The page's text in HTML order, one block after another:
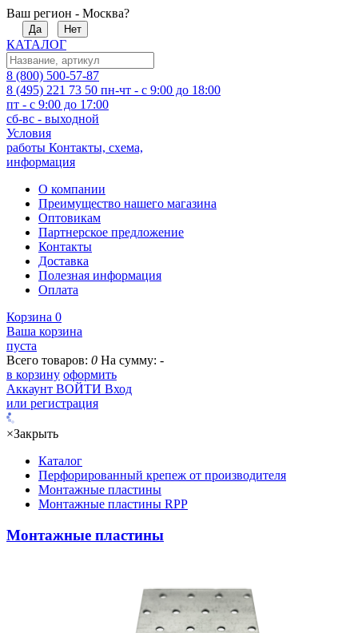
Ваш регион - Москва?
Да Нет
КАТАЛОГ
8 (800) 500-57-87
8 (495) 221 73 50 пн-чт - с 9:00 до 18:00
пт - с 9:00 до 17:00
сб-вс - выходной
Условия
работы Контакты, схема,
информация
О компании
Преимущество нашего магазина
Оптовикам
Партнерское предложение
Контакты
Доставка
Полезная информация
Оплата
Корзина 0
Ваша корзина
пуста
Всего товаров: 0 На сумму: -
в корзину оформить
Аккаунт ВОЙТИ Вход
или регистрация
×Закрыть
Каталог
Перфорированный крепеж от производителя
Монтажные пластины
Монтажные пластины RPP
Монтажные пластины